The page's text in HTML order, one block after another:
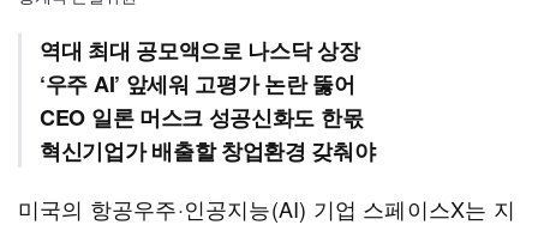
역대 최대 공모액으로 나스닥 상장
‘우주 AI’ 앞세워 고평가 논란 뚫어
CEO 일론 머스크 성공신화도 한몫
혁신기업가 배출할 창업환경 갖춰야
미국의 항공우주·인공지능(AI) 기업 스페이스X는 지